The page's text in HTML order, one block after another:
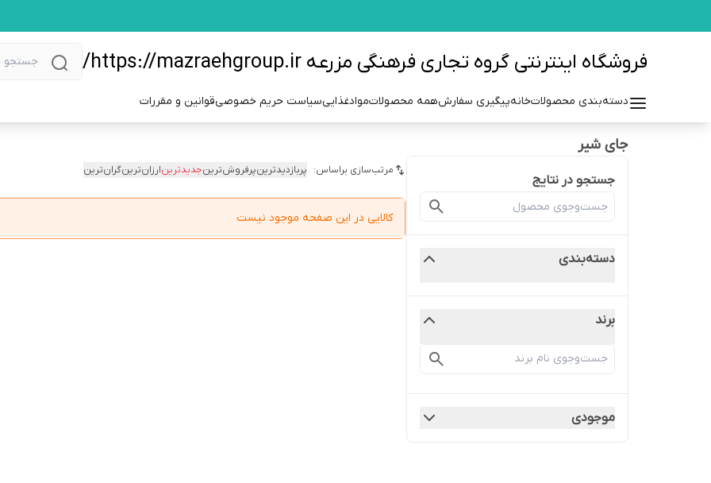
فروشگاه اینترنتی گروه تجاری فرهنگی مزرعه https://mazraehgroup.ir/
دسته‌بندی محصولاتخانهپیگیری سفارشهمه محصولاتموادغذاییسیاست حریم خصوصیقوانین و مقررات
جای شیر
جستجو در نتایج
دسته‌بندی
برند
موجودی
مرتب‌سازی براساس: پربازدیدترینپرفروش‌ترینجدیدترینارزان‌ترینگران‌ترین
کالایی در این صفحه موجود نیست